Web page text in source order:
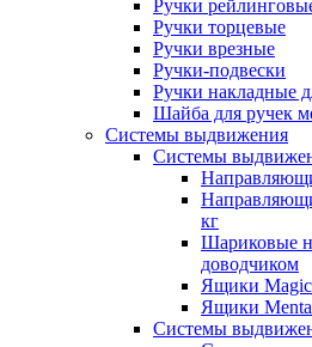
Ручки
Ручки торцевые
Ручки врезные
Ручки-подвески
Ручки накладные
Шайба для ручек
Системы выдвижения
Системы
кг
Шариковые
доводчиком
Ящики
Ящики
Системы